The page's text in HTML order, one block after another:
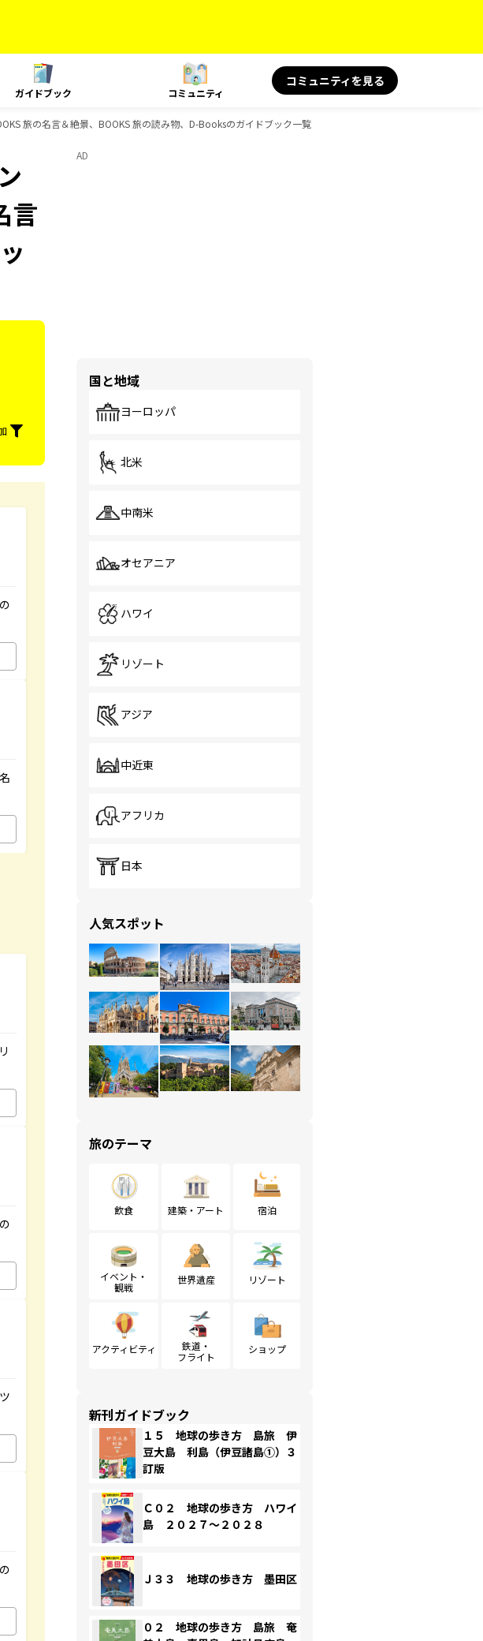
ガイドブック コミュニティ
コミュニティを見る
旅の名言＆絶景、BOOKS 旅の読み物、D-Booksのガイドブック一覧
言
AD
国と地域
ヨーロッパ
北米
中南米
オセアニア
ハワイ
リゾート
アジア
中近東
アフリカ
日本
人気スポット
旅のテーマ
飲食 建築・アート 宿泊
イベント・
観戦
世界遺産 リゾート
アクティビティ
鉄道・
フライト
ショップ
新刊ガイドブック
１５ 地球の歩き方 島旅 伊
豆大島 利島（伊豆諸島①）３
訂版
Ｃ０２ 地球の歩き方 ハワイ
島 ２０２７～２０２８
Ｊ３３ 地球の歩き方 墨田区
０２ 地球の歩き方 島旅 奄